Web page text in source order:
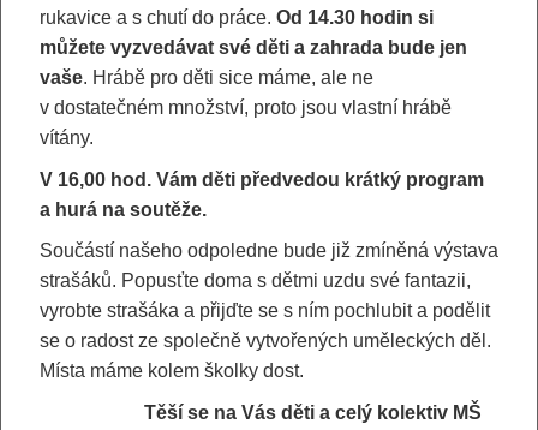
rukavice a s chutí do práce. Od 14.30 hodin si
můžete vyzvedávat své děti a zahrada bude jen
vaše. Hrábě pro děti sice máme, ale ne
v dostatečném množství, proto jsou vlastní hrábě
vítány.
V 16,00 hod. Vám děti předvedou krátký program
a hurá na soutěže.
Součástí našeho odpoledne bude již zmíněná výstava
strašáků. Popusťte doma s dětmi uzdu své fantazii,
vyrobte strašáka a přijďte se s ním pochlubit a podělit
se o radost ze společně vytvořených uměleckých děl.
Místa máme kolem školky dost.
Těší se na Vás děti a celý kolektiv MŠ